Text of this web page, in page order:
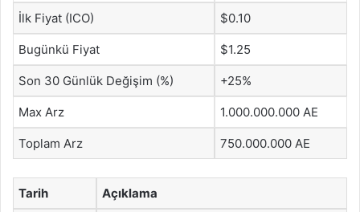
İlk Fiyat (ICO) $0.10
Bugünkü Fiyat $1.25
Son 30 Günlük Değişim (%) +25%
Max Arz 1.000.000.000 AE
Toplam Arz 750.000.000 AE
Tarih Açıklama